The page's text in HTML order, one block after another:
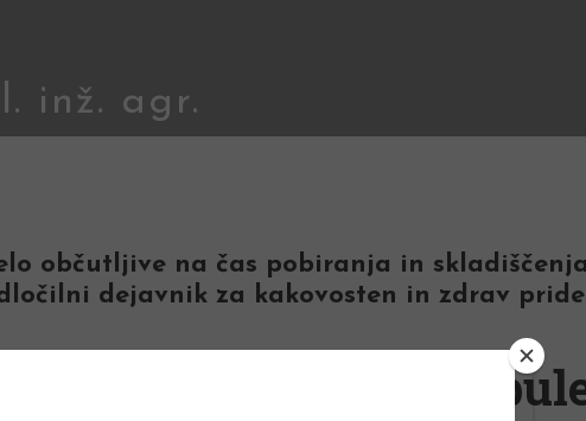
inž. agr.
občutljive na čas pobiranja in
dejavnik za kakovosten in zdrav
in shranjevanje